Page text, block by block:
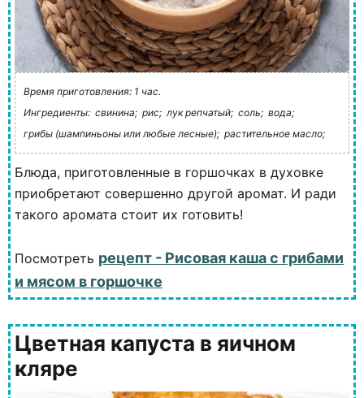
Время приготовления: 1 час.
Ингредиенты: свинина; рис; лук репчатый; соль; вода;
грибы (шампиньоны или любые лесные); растительное масло;
Блюда, приготовленные в горшочках в духовке
приобретают совершенно другой аромат. И ради
такого аромата стоит их готовить!
Посмотреть рецепт - Рисовая каша с грибами
и мясом в горшочке
Цветная капуста в яичном
кляре